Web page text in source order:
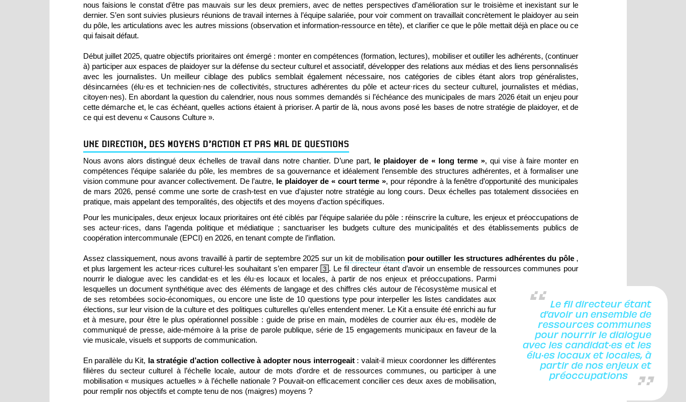
nous faisions le constat d’être pas mauvais sur les deux premiers, avec de nettes perspectives d’amélioration sur le troisième et inexistant sur le
dernier. S’en sont suivies plusieurs réunions de travail internes à l’équipe salariée, pour voir comment on travaillait concrètement le plaidoyer au sein
du pôle, les articulations avec les autres missions (observation et information-ressource en tête), et clarifier ce que le pôle mettait déjà en place ou ce
qui faisait défaut.
Début juillet 2025, quatre objectifs prioritaires ont émergé : monter en compétences (formation, lectures), mobiliser et outiller les adhérents, (continuer
à) participer aux espaces de plaidoyer sur la défense du secteur culturel et associatif, développer des relations aux médias et des liens personnalisés
avec les journalistes. Un meilleur ciblage des publics semblait également nécessaire, nos catégories de cibles étant alors trop généralistes,
désincarnées (élu·es et technicien·nes de collectivités, structures adhérentes du pôle et acteur·rices du secteur culturel, journalistes et médias,
citoyen·nes). En abordant la question du calendrier, nous nous sommes demandés si l’échéance des municipales de mars 2026 était un enjeu pour
cette démarche et, le cas échéant, quelles actions étaient à prioriser. A partir de là, nous avons posé les bases de notre stratégie de plaidoyer, et de
ce qui est devenu « Causons Culture ».
UNE DIRECTION, DES MOYENS D’ACTION ET PAS MAL DE QUESTIONS
Nous avons alors distingué deux échelles de travail dans notre chantier. D’une part, le plaidoyer de « long terme », qui vise à faire monter en
compétences l’équipe salariée du pôle, les membres de sa gouvernance et idéalement l’ensemble des structures adhérentes, et à formaliser une
vision commune pour avancer collectivement. De l’autre, le plaidoyer de « court terme », pour répondre à la fenêtre d’opportunité des municipales
de mars 2026, pensé comme une sorte de crash-test en vue d’ajuster notre stratégie au long cours. Deux échelles pas totalement dissociées en
pratique, mais appelant des temporalités, des objectifs et des moyens d’action spécifiques.
Pour les municipales, deux enjeux locaux prioritaires ont été ciblés par l’équipe salariée du pôle : réinscrire la culture, les enjeux et préoccupations de
ses acteur·rices, dans l’agenda politique et médiatique ; sanctuariser les budgets culture des municipalités et des établissements publics de
coopération intercommunale (EPCI) en 2026, en tenant compte de l’inflation.
Assez classiquement, nous avons travaillé à partir de septembre 2025 sur un kit de mobilisation pour outiller les structures adhérentes du pôle,
et plus largement les acteur·rices culturel·les souhaitant s’en emparer
3 . Le fil directeur étant d’avoir un ensemble de ressources communes pour
nourrir le dialogue avec les candidat·es et les élu·es
Le fil directeur étant
d’avoir un ensemble de
ressources communes
pour nourrir le dialogue
avec les candidat·es et les
élu·es locaux et locales, à
partir de nos enjeux et
préoccupations
locaux et locales, à partir de nos enjeux et préoccupations. Parmi
lesquelles un document synthétique avec des éléments de langage et des chiffres clés autour de l’écosystème musical et
de ses retombées socio-économiques, ou encore une liste de 10 questions type pour interpeller les listes candidates aux
élections, sur leur vision de la culture et des politiques culturelles qu’elles entendent mener. Le Kit a ensuite été enrichi au fur
et à mesure, pour être le plus opérationnel possible : guide de prise en main, modèles de courrier aux élu·es, modèle de
communiqué de presse, aide-mémoire à la prise de parole publique, série de 15 engagements municipaux en faveur de la
vie musicale, visuels et supports de communication.
En parallèle du Kit, la stratégie d’action collective à adopter nous interrogeait: valait-il mieux coordonner les différentes
filières du secteur culturel à l’échelle locale, autour de mots d’ordre et de ressources communes, ou participer à une
mobilisation « musiques actuelles » à l’échelle nationale ? Pouvait-on efficacement concilier ces deux axes de mobilisation,
pour remplir nos objectifs et compte tenu de nos (maigres) moyens ?